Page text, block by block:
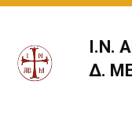
Ι.Ν.
Δ.